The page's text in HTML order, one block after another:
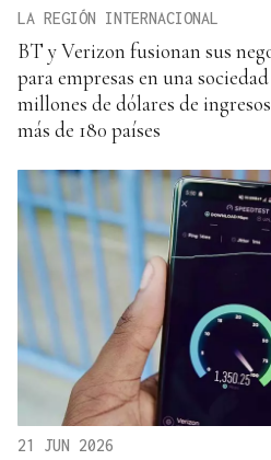
LA REGIÓN INTERNACIONAL
BT y Verizon fusionan sus
para empresas en una
millones de dólares de
más de 180 países
21 JUN 2026